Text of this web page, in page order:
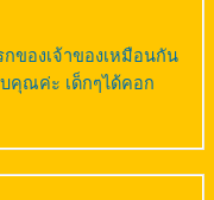
กของเจ้าของเหมือนกัน
คุณค่ะ เด็กๆได้คอก